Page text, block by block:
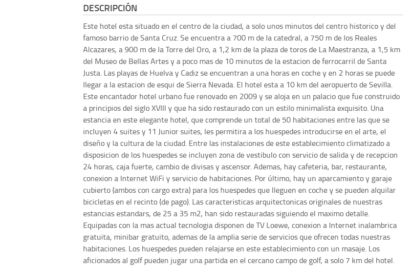
DESCRIPCIÓN
Este hotel esta situado en el centro de la ciudad, a solo unos minutos del centro historico y del
famoso barrio de Santa Cruz. Se encuentra a 700 m de la catedral, a 750 m de los Reales
Alcazares, a 900 m de la Torre del Oro, a 1,2 km de la plaza de toros de La Maestranza, a 1,5 km
del Museo de Bellas Artes y a poco mas de 10 minutos de la estacion de ferrocarril de Santa
Justa. Las playas de Huelva y Cadiz se encuentran a una horas en coche y en 2 horas se puede
llegar a la estacion de esqui de Sierra Nevada. El hotel esta a 10 km del aeropuerto de Sevilla.
Este encantador hotel urbano fue renovado en 2009 y se aloja en un palacio que fue construido
a principios del siglo XVIII y que ha sido restaurado con un estilo minimalista exquisito. Una
estancia en este elegante hotel, que comprende un total de 50 habitaciones entre las que se
incluyen 4 suites y 11 Junior suites, les permitira a los huespedes introducirse en el arte, el
diseño y la cultura de la ciudad. Entre las instalaciones de este establecimiento climatizado a
disposicion de los huespedes se incluyen zona de vestibulo con servicio de salida y de recepcion
24 horas, caja fuerte, cambio de divisas y ascensor. Ademas, hay cafeteria, bar, restaurante,
conexion a Internet WiFi y servicio de habitaciones. Por último, hay un aparcamiento y garaje
cubierto (ambos con cargo extra) para los huespedes que lleguen en coche y se pueden alquilar
bicicletas en el recinto (de pago). Las caracteristicas arquitectonicas originales de nuestras
estancias estandars, de 25 a 35 m2, han sido restauradas siguiendo el maximo detalle.
Equipadas con la mas actual tecnologia disponen de TV Loewe, conexion a Internet inalambrica
gratuita, minibar gratuito, ademas de la amplia serie de servicios que ofrecen todas nuestras
habitaciones. Los huespedes pueden relajarse en este establecimiento con un masaje. Los
aficionados al golf pueden jugar una partida en el cercano campo de golf, a solo 7 km del hotel.